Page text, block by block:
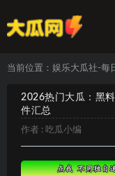
当前位置： 娱乐大瓜社-每
2026热门大瓜：黑
件汇总
作者 : 吃瓜小编